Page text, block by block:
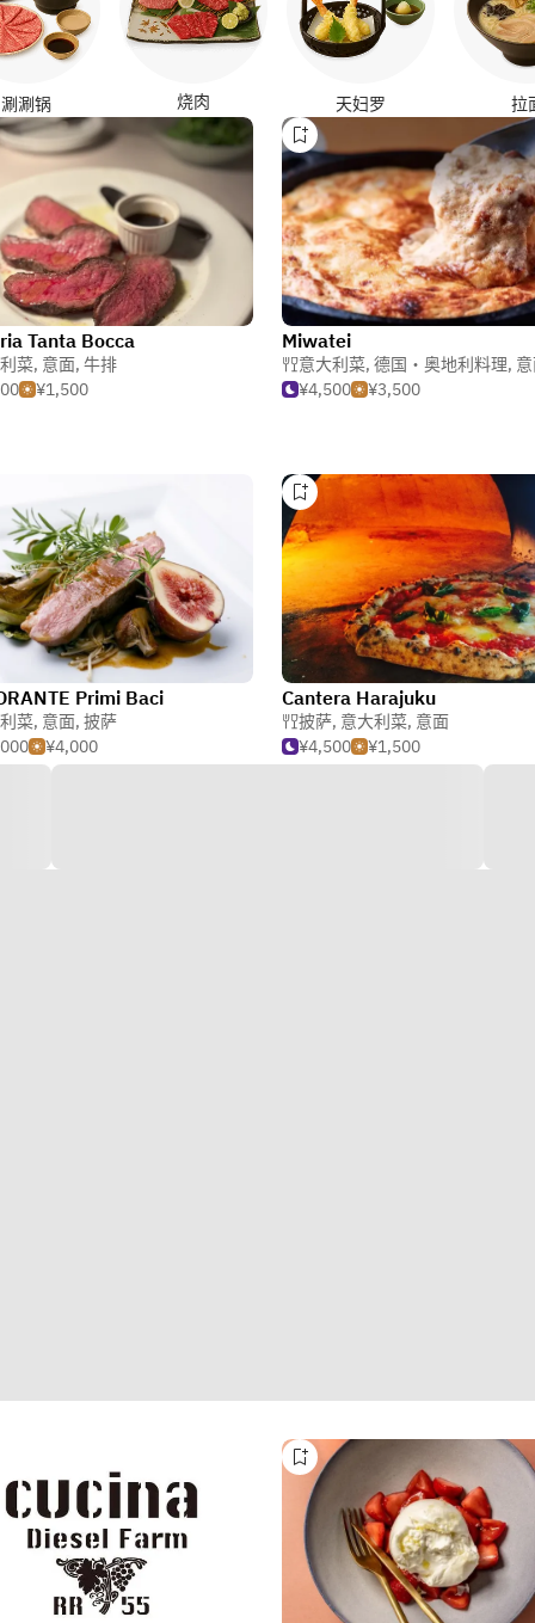
涮涮锅 烧肉 天妇罗 拉
Tanta Bocca
菜, 意面, 牛排
¥1,500
Miwatei
意大利菜, 德国・奥地利料理,
¥4,500
¥3,500
Primi Baci
菜, 意面, 披萨
¥4,000
Cantera Harajuku
披萨, 意大利菜, 意面
¥4,500
¥1,500